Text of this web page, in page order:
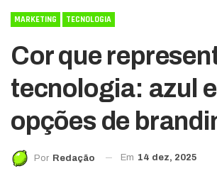
MARKETING TECNOLOGIA
Cor que
tecnologia: azul
opções de
Por Redação Em 14 dez, 2025